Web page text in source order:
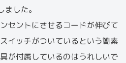
した。
セントにさせるコードが伸びて
イッチがついているという簡素
が付属しているのはうれしいで